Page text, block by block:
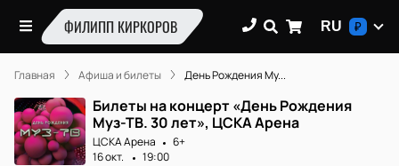
ФИЛИПП КИРКОРОВ RU ₽
Главная Афиша и билеты День Рождения Му...
Билеты на концерт «День Рождения
Муз-ТВ. 30 лет», ЦСКА Арена
ЦСКА Арена
6+
16 окт.
19:00